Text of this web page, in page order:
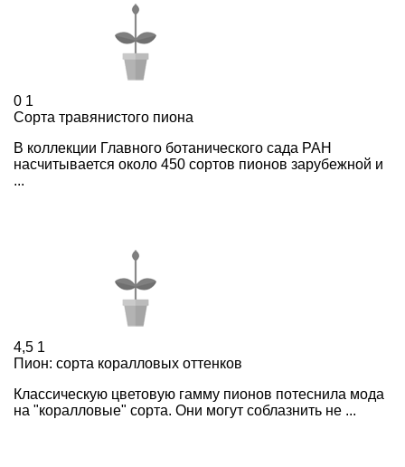
0 1
Сорта травянистого пиона
В коллекции Главного ботанического сада РАН
насчитывается около 450 сортов пионов зарубежной и
...
4,5 1
Пион: сорта коралловых оттенков
Классическую цветовую гамму пионов потеснила мода
на "коралловые" сорта. Они могут соблазнить не ...